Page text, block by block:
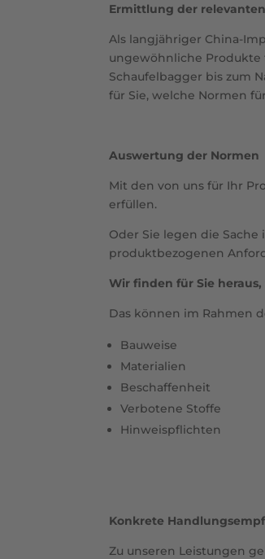
Ermittlung der
Als langjähriger China-
ungewöhnliche Produkte
Schaufelbagger bis zum
für Sie, welche Normen
Auswertung der Normen
Mit den von uns für Ihr
erfüllen.
Oder Sie legen die
produktbezogenen
Wir finden für Sie
Das können im Rahmen
Bauweise
Materialien
Beschaffenheit
Verbotene Stoffe
Hinweispflichten
Konkrete
Zu unseren Leistungen